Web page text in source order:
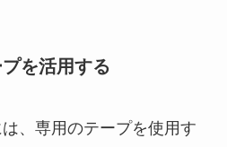
を活用する
、専用のテープを使用す